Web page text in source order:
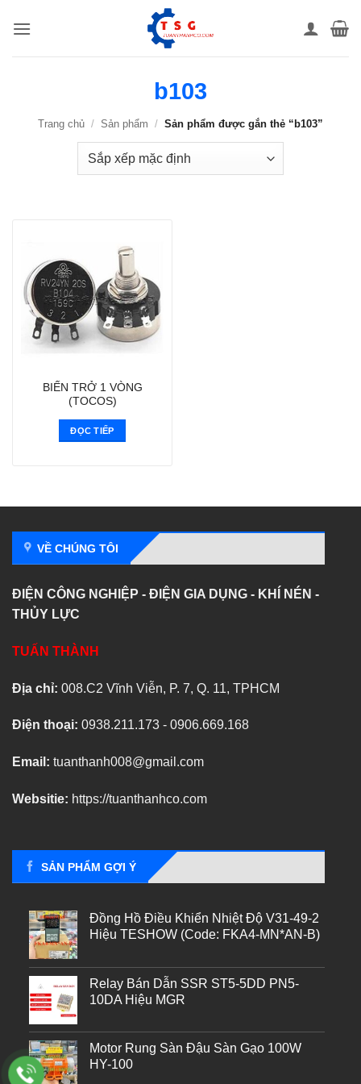
qua
b103
Trang chủ / Sản phẩm / Sản phẩm được gắn thẻ “b103”
BIẾN TRỞ 1 VÒNG
(TOCOS)
ĐỌC TIẾP
VỀ CHÚNG TÔI
ĐIỆN CÔNG NGHIỆP - ĐIỆN GIA DỤNG - KHÍ NÉN -
THỦY LỰC
TUẤN THÀNH
Địa chỉ: 008.C2 Vĩnh Viễn, P. 7, Q. 11, TPHCM
Điện thoại: 0938.211.173 - 0906.669.168
Email: tuanthanh008@gmail.com
Websitie: https://tuanthanhco.com
SẢN PHẨM GỢI Ý
Đồng Hồ Điều Khiển Nhiệt Độ V31-49-2
Hiệu TESHOW (Code: FKA4-MN*AN-B)
Relay Bán Dẫn SSR ST5-5DD PN5-
10DA Hiệu MGR
Motor Rung Sàn Đậu Sàn Gạo 100W
HY-100